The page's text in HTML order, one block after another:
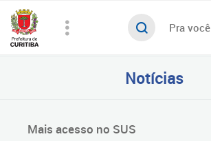
Pra você
Notícias
Mais acesso no SUS